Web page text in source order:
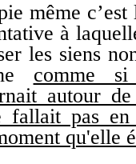
même
à
les siens
comme
autour
fallait pas
qu'elle